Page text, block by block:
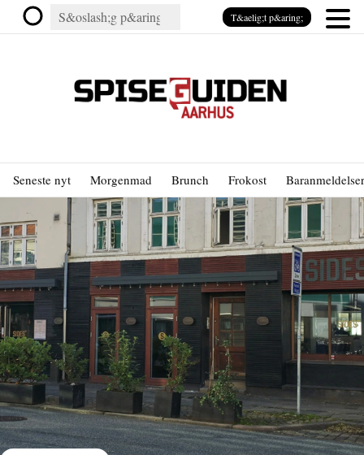
Seneste nyt Morgenmad Brunch Frokost Baranmeldelser
T&aelig;t p&aring;